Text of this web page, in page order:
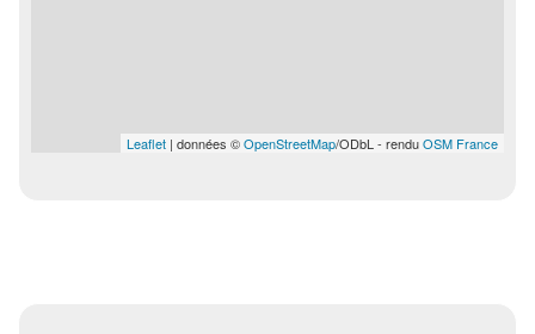
Leaflet | données ©OpenStreetMap/ODbL - renduOSM France